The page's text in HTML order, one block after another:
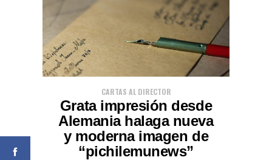
CARTAS AL DIRECTOR
Grata impresión desde
Alemania halaga nueva
y moderna imagen de
“pichilemunews”